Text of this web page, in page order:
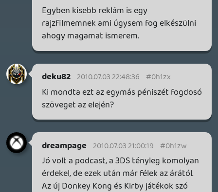
értékelve. Kis képernyős konzol soha nem
fogja átvenni az egyre nagyobb tv-kre
kötött asztali konzolok helyét. És még
grafikában is nagyon messze van attól a
szinttől, ami megállhatná a helyét otthon.
Nem hinném, hogy mindenki hajlandó
lenne 1,5 generációt visszalépni, csak azért,
hogy egy kis képernyőn játszon a kanapén.
A szemüveg nélküli 3D viszont tényleg
nagyon jó dolog, de annak is megvannak a
maga hátrányai, egyrészt ugye mozgatni
nem lehet szabadon, pedig a giroszkóp
miatt jó lenne. Másrészt meg itt csak
mélységérzet van, ezért meg sem közelíti
azt az élményt, amit egy még
gyerekcipőben járó 3d tv ad, azok szerint,
akik kipróbálták.
Ennek ellenére mint zsebkonzol 5*-ös, de
nem konkurencia az asztali konzoloknak.